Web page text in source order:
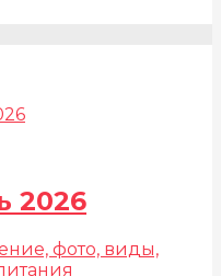
2026